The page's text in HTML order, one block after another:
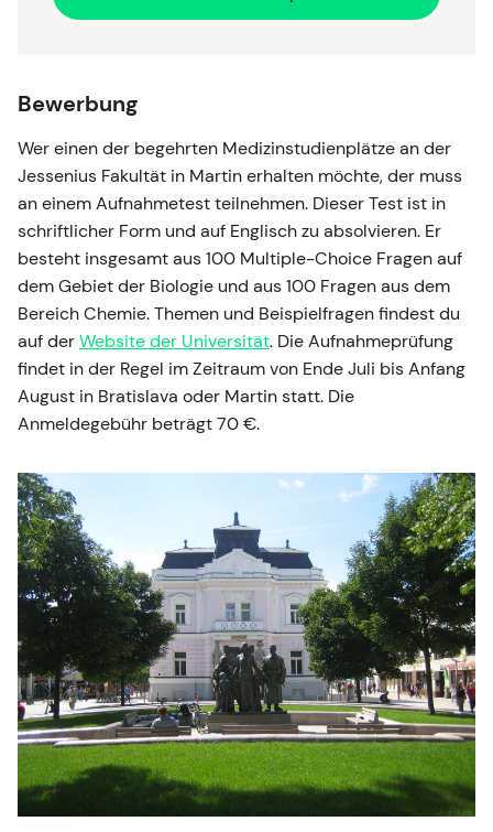
Bewerbung
Wer einen der begehrten Medizinstudienplätze an der
Jessenius Fakultät in Martin erhalten möchte, der muss
an einem Aufnahmetest teilnehmen. Dieser Test ist in
schriftlicher Form und auf Englisch zu absolvieren. Er
besteht insgesamt aus 100 Multiple-Choice Fragen auf
dem Gebiet der Biologie und aus 100 Fragen aus dem
Bereich Chemie. Themen und Beispielfragen findest du
auf derWebsite der Universität. Die Aufnahmeprüfung
findet in der Regel im Zeitraum von Ende Juli bis Anfang
August in Bratislava oder Martin statt. Die
Anmeldegebühr beträgt 70 €.